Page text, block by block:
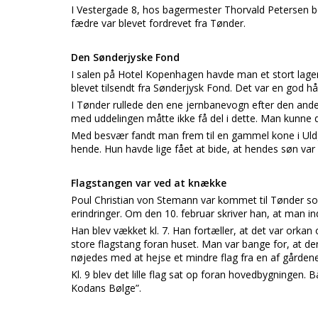
I Vestergade 8, hos bagermester Thorvald
fædre var blevet fordrevet fra Tønder.
Den Sønderjyske Fond
I salen på Hotel Kopenhagen havde man et stort
blevet tilsendt fra Sønderjysk Fond. Det var en god
I Tønder rullede den ene jernbanevogn efter den
med uddelingen måtte ikke få del i dette. Man kunne
Med besvær fandt man frem til en gammel kone i
hende. Hun havde lige fået at bide, at hendes søn var
Flagstangen var ved at knække
Poul Christian von Stemann var kommet til Tønder
erindringer. Om den 10. februar skriver han, at man
Han blev vækket kl. 7. Han fortæller, at det var
store flagstang foran huset. Man var bange for, at
nøjedes med at hejse et mindre flag fra en af
Kl. 9 blev det lille flag sat op foran hovedbygningen.
Kodans Bølge”.